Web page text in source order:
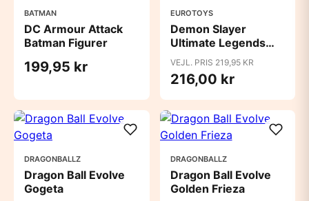
BATMAN
DC Armour Attack
Batman Figurer
199,95 kr
EUROTOYS
Demon Slayer
Ultimate Legends
Tanjiro
VEJL. PRIS 219,95 KR
216,00 kr
DRAGONBALLZ
Dragon Ball Evolve
Gogeta
DRAGONBALLZ
Dragon Ball Evolve
Golden Frieza